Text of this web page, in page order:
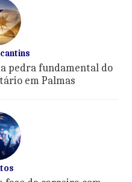
pedra fundamental do
em Palmas